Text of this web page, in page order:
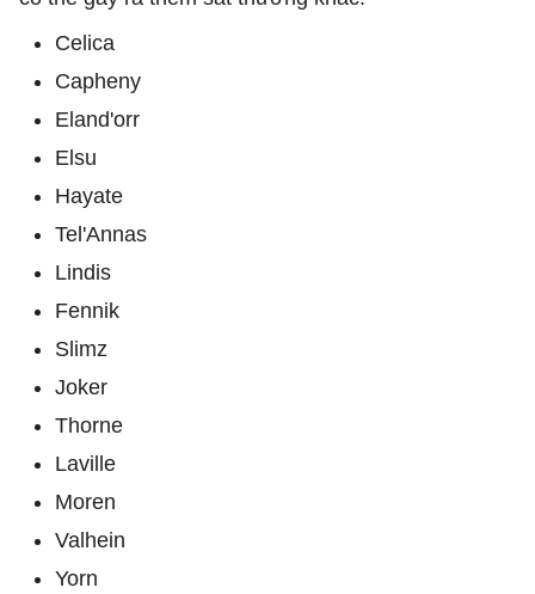
Celica
Capheny
Eland'orr
Elsu
Hayate
Tel'Annas
Lindis
Fennik
Slimz
Joker
Thorne
Laville
Moren
Valhein
Yorn